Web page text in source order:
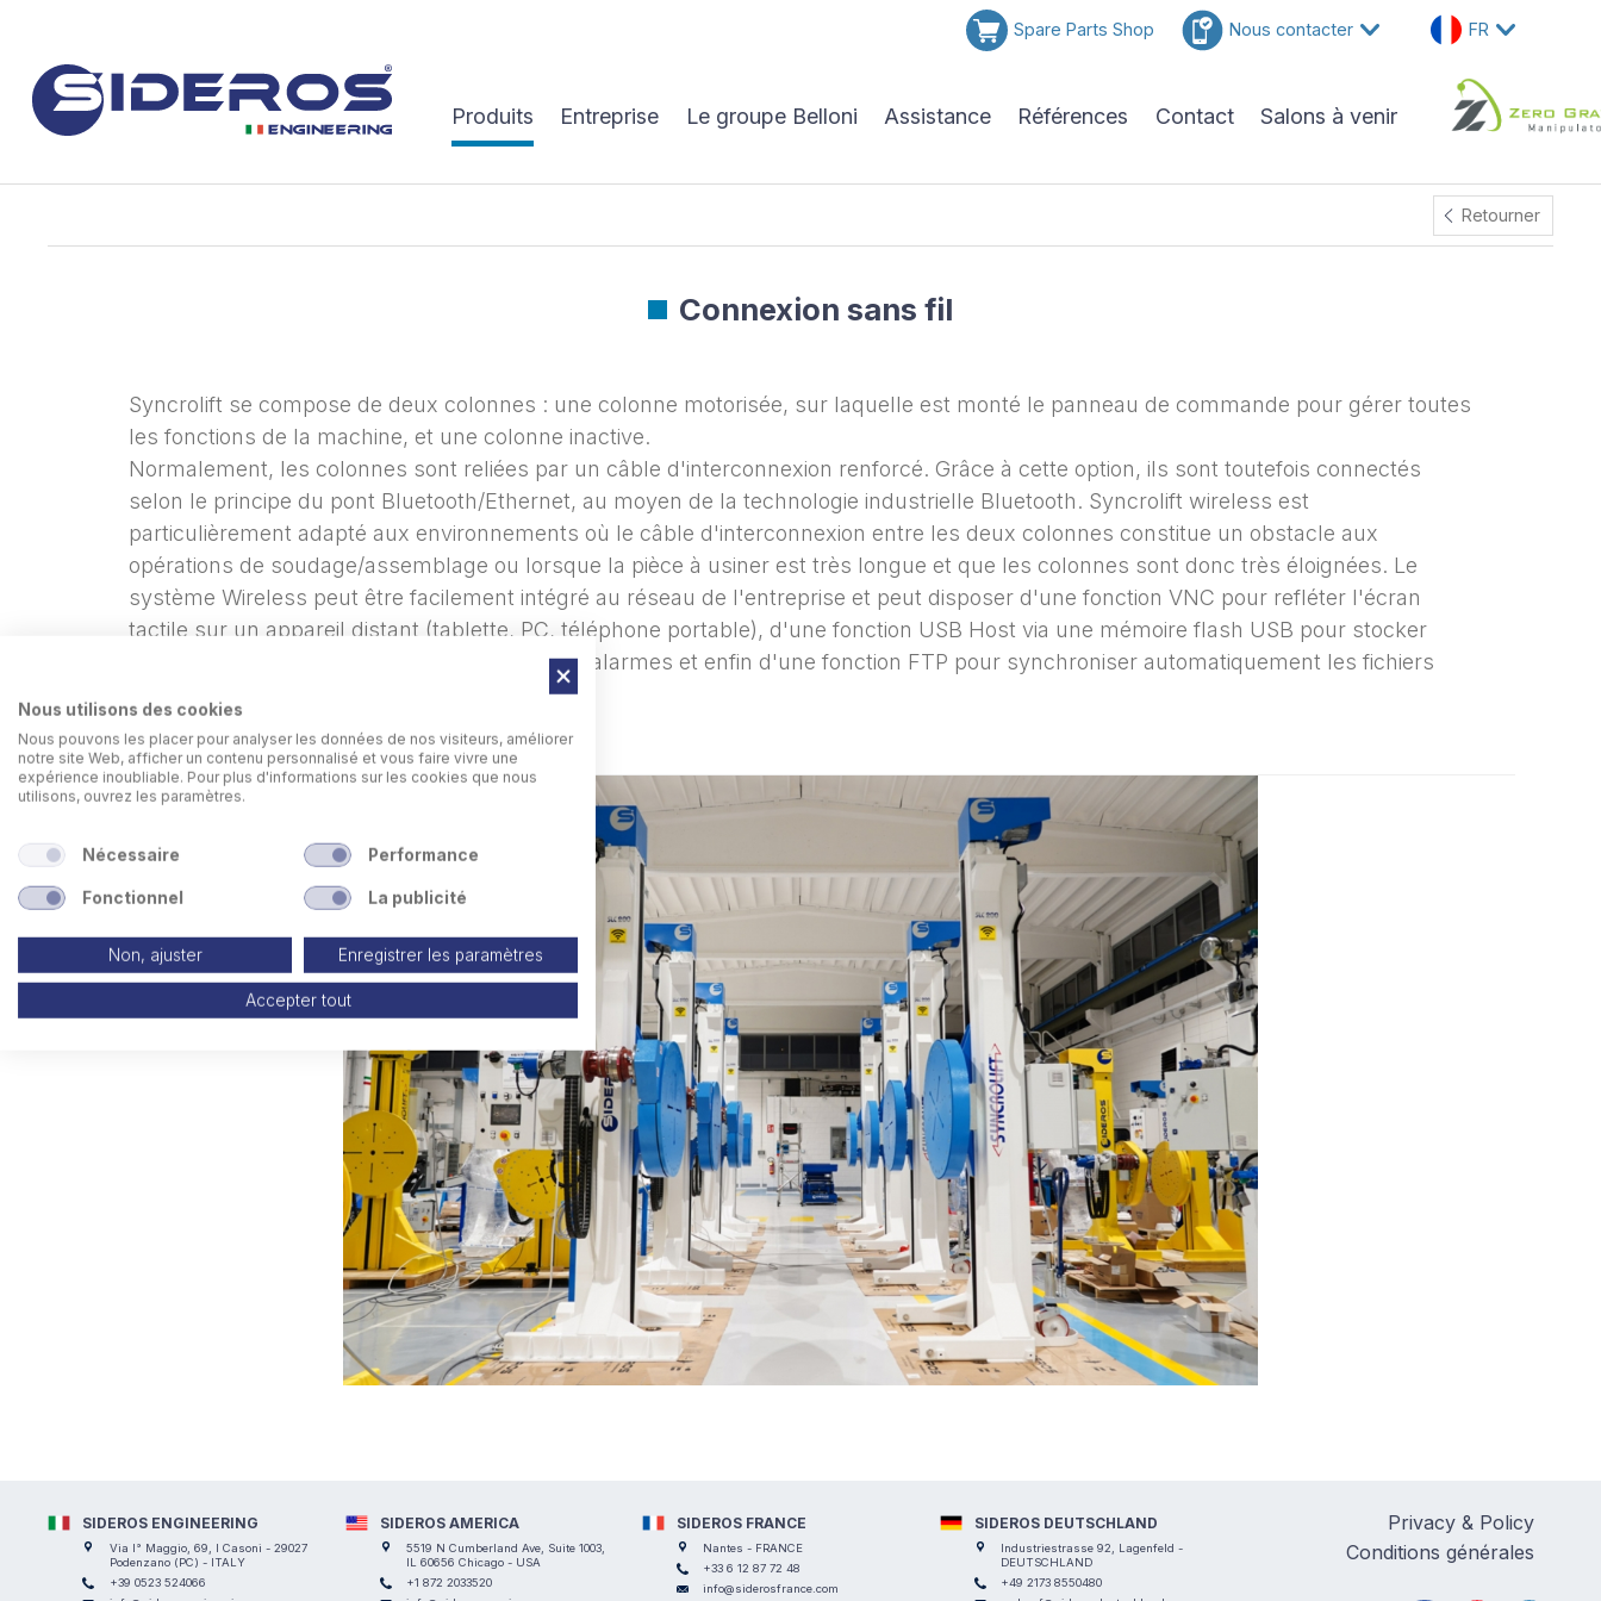
Produits Entreprise Le groupe Belloni Assistance Références Contact Salons à venir
Spare Parts Shop Nous contacter FR
Retourner
Connexion sans fil
Syncrolift se compose de deux colonnes : une colonne motorisée, sur laquelle est monté le panneau de commande pour gérer toutes
les fonctions de la machine, et une colonne inactive.
Normalement, les colonnes sont reliées par un câble d'interconnexion renforcé. Grâce à cette option, ils sont toutefois connectés
selon le principe du pont Bluetooth/Ethernet, au moyen de la technologie industrielle Bluetooth. Syncrolift wireless est
particulièrement adapté aux environnements où le câble d'interconnexion entre les deux colonnes constitue un obstacle aux
opérations de soudage/assemblage ou lorsque la pièce à usiner est très longue et que les colonnes sont donc très éloignées. Le
système Wireless peut être facilement intégré au réseau de l'entreprise et peut disposer d'une fonction VNC pour refléter l'écran
tactile sur un appareil distant (tablette, PC, téléphone portable), d'une fonction USB Host via une mémoire flash USB pour stocker
automatiquement les fichiers d'historique des alarmes et enfin d'une fonction FTP pour synchroniser automatiquement les fichiers
SIDEROS ENGINEERING
Via I° Maggio, 69, I Casoni - 29027
Podenzano (PC) - ITALY
+39 0523 524066
SIDEROS AMERICA
5519 N Cumberland Ave, Suite 1003,
IL 60656 Chicago - USA
+1 872 2033520
SIDEROS FRANCE
Nantes - FRANCE
+33 6 12 87 72 48
info@siderosfrance.com
SIDEROS DEUTSCHLAND
Industriestrasse 92, Lagenfeld -
DEUTSCHLAND
+49 2173 8550480
Privacy & Policy
Conditions générales
Nous utilisons des cookies
Nous pouvons les placer pour analyser les données de nos visiteurs, améliorer
notre site Web, afficher un contenu personnalisé et vous faire vivre une
expérience inoubliable. Pour plus d'informations sur les cookies que nous
utilisons, ouvrez les paramètres.
Nécessaire Performance
Fonctionnel La publicité
Non, ajuster Enregistrer les paramètres
Accepter tout